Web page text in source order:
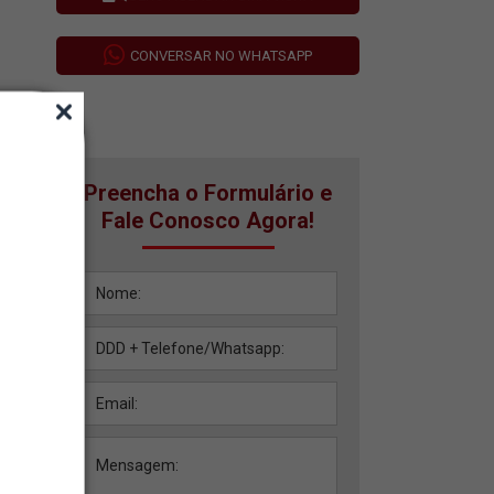
CONVERSAR NO WHATSAPP
Preencha o Formulário e
Fale Conosco Agora!